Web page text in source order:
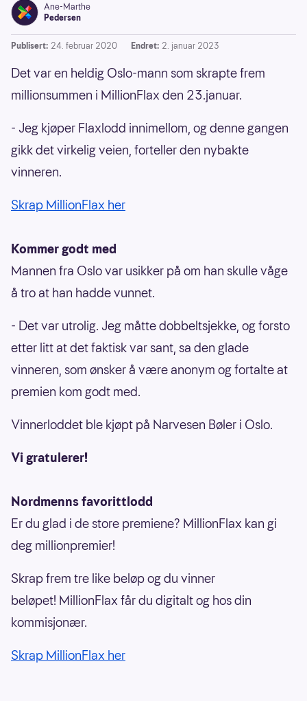
Ane-Marthe
Pedersen
Publisert: 24. februar 2020 Endret: 2. januar 2023
Det var en heldig Oslo-mann som skrapte frem
millionsummen i MillionFlax den 23.januar.
- Jeg kjøper Flaxlodd innimellom, og denne gangen
gikk det virkelig veien, forteller den nybakte
vinneren.
Skrap MillionFlax her
Kommer godt med
Mannen fra Oslo var usikker på om han skulle våge
å tro at han hadde vunnet.
- Det var utrolig. Jeg måtte dobbeltsjekke, og forsto
etter litt at det faktisk var sant, sa den glade
vinneren, som ønsker å være anonym og fortalte at
premien kom godt med.
Vinnerloddet ble kjøpt på Narvesen Bøler i Oslo.
Vi gratulerer!
Nordmenns favorittlodd
Er du glad i de store premiene? MillionFlax kan gi
deg millionpremier!
Skrap frem tre like beløp og du vinner
beløpet! MillionFlax får du digitalt og hos din
kommisjonær.
Skrap MillionFlax her